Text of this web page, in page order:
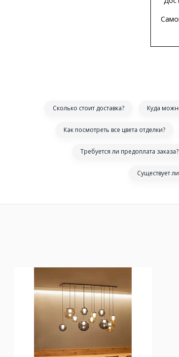
Сколько стоит доставка? Куда
Как посмотреть все цвета отделки?
Требуется ли предоплата заказа?
Существует